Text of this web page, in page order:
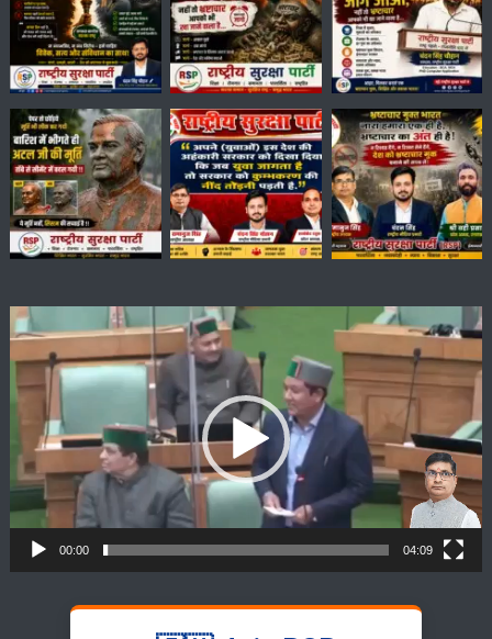
Video
Player
00:00 04:09